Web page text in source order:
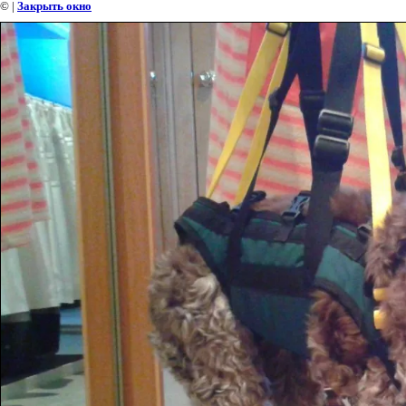
© | Закрыть окно